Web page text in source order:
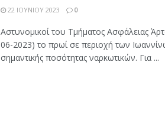
22 ΙΟΥΝΊΟΥ 2023 0
Αστυνομικοί του Τμήματος Ασφάλειας
06-2023) το πρωί σε περιοχή των
σημαντικής ποσότητας ναρκωτικών. Για ...